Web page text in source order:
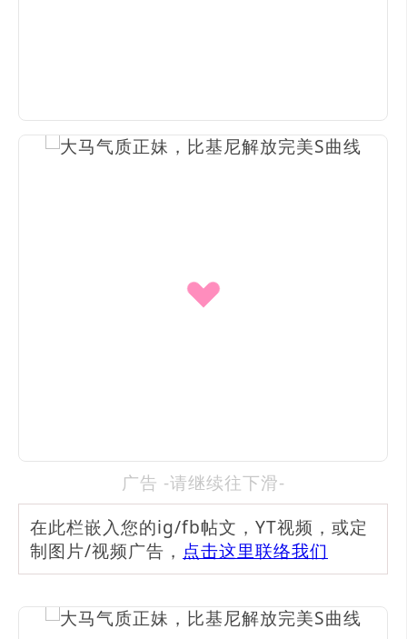
广告 -请继续往下滑-
在此栏嵌入您的ig/fb帖文，YT视频，或定
制图片/视频广告， 点击这里联络我们